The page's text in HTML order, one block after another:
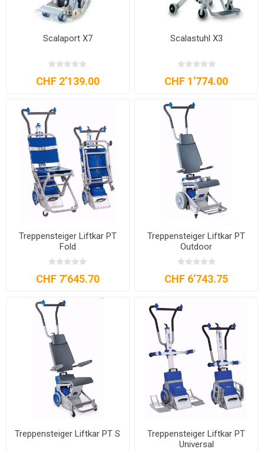
Scalaport X7
CHF 2’139.00
Scalastuhl X3
CHF 1’774.00
Treppensteiger Liftkar PT
Fold
CHF 7’645.70
Treppensteiger Liftkar PT
Outdoor
CHF 6’743.75
Treppensteiger Liftkar PT S
Treppensteiger Liftkar PT
Universal